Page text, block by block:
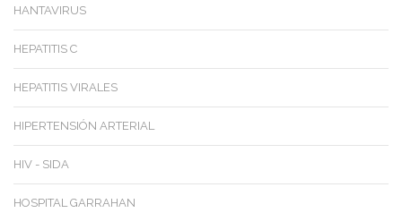
HANTAVIRUS
HEPATITIS C
HEPATITIS VIRALES
HIPERTENSIÓN ARTERIAL
HIV - SIDA
HOSPITAL GARRAHAN